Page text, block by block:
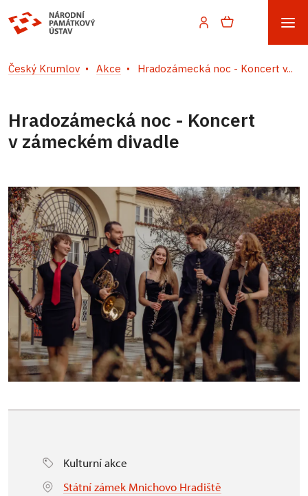
Český Krumlov Akce Hradozámecká noc - Koncert v...
Hradozámecká noc - Koncert
v zámeckém divadle
Kulturní akce
Státní zámek Mnichovo Hradiště